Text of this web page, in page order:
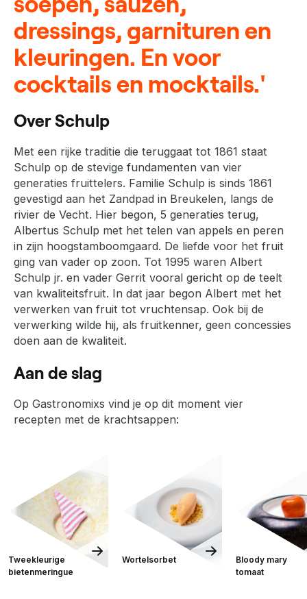
dressings, garnituren en
kleuringen. En voor
cocktails en mocktails.'
Over Schulp
Met een rijke traditie die teruggaat tot 1861 staat
Schulp op de stevige fundamenten van vier
generaties fruittelers. Familie Schulp is sinds 1861
gevestigd aan het Zandpad in Breukelen, langs de
rivier de Vecht. Hier begon, 5 generaties terug,
Albertus Schulp met het telen van appels en peren
in zijn hoogstamboomgaard. De liefde voor het fruit
ging van vader op zoon. Tot 1995 waren Albert
Schulp jr. en vader Gerrit vooral gericht op de teelt
van kwaliteitsfruit. In dat jaar begon Albert met het
verwerken van fruit tot vruchtensap. Ook bij de
verwerking wilde hij, als fruitkenner, geen concessies
doen aan de kwaliteit.
Aan de slag
Op Gastronomixs vind je op dit moment vier
recepten met de krachtsappen:
Tweekleurige
bietenmeringue
Wortelsorbet
Bloody mary
tomaat